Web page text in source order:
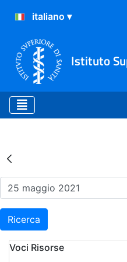
Istituto
Risultati
Ricerca
Voci Risorse